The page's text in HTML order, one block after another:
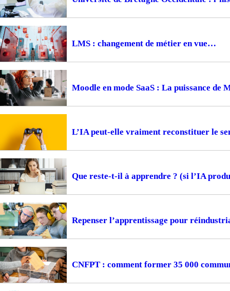
LMS : changement de métier en vue
Moodle en mode SaaS : La puissance de
L’IA peut-elle vraiment reconstituer le
Que reste-t-il à apprendre ? (si l’IA
Repenser l’apprentissage pour
CNFPT : comment former 35 000